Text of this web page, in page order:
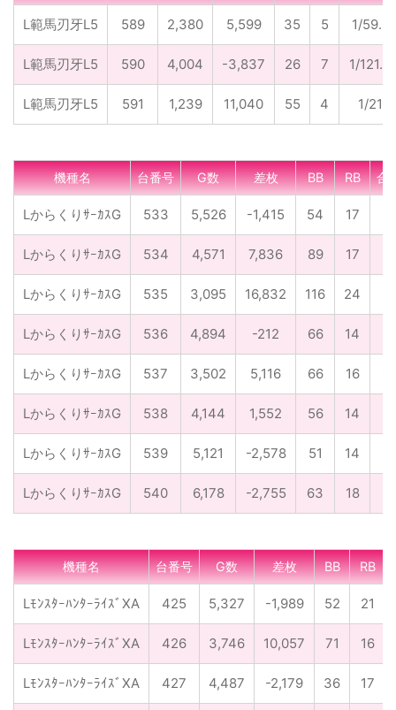
L範馬刃牙L5 589 2,380 5,599 35 5 1/59.5
L範馬刃牙L5 590 4,004 -3,837 26 7 1/121.3
L範馬刃牙L5 591 1,239 11,040 55 4 1/21
機種名 台番号 G数 差枚 BB RB 合
LからくりｻｰｶｽG 533 5,526 -1,415 54 17
LからくりｻｰｶｽG 534 4,571 7,836 89 17
LからくりｻｰｶｽG 535 3,095 16,832 116 24
LからくりｻｰｶｽG 536 4,894 -212 66 14
LからくりｻｰｶｽG 537 3,502 5,116 66 16
LからくりｻｰｶｽG 538 4,144 1,552 56 14
LからくりｻｰｶｽG 539 5,121 -2,578 51 14
LからくりｻｰｶｽG 540 6,178 -2,755 63 18
機種名 台番号 G数 差枚 BB RB
LﾓﾝｽﾀｰﾊﾝﾀｰﾗｲｽﾞXA 425 5,327 -1,989 52 21
LﾓﾝｽﾀｰﾊﾝﾀｰﾗｲｽﾞXA 426 3,746 10,057 71 16
LﾓﾝｽﾀｰﾊﾝﾀｰﾗｲｽﾞXA 427 4,487 -2,179 36 17